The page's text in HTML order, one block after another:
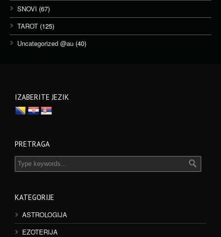
SNOVI (67)
TAROT (125)
Uncategorized @au (40)
IZABERITE JEZIK
PRETRAGA
KATEGORIJE
ASTROLOGIJA
EZOTERIJA